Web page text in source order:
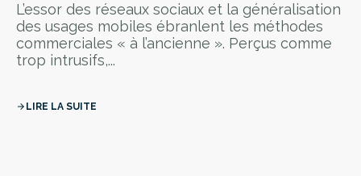
L’essor des réseaux sociaux et la généralisation
des usages mobiles ébranlent les méthodes
commerciales « à l’ancienne ». Perçus comme
trop intrusifs,...
arrow_forward LIRE LA SUITE